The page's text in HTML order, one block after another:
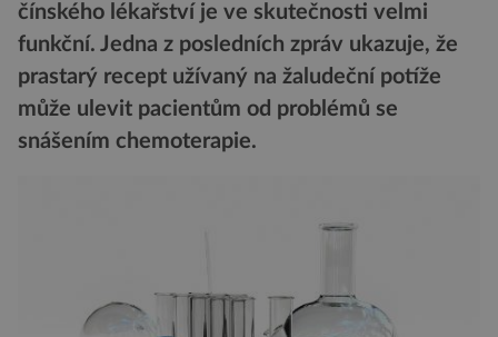
čínského lékařství je ve skutečnosti velmi
funkční. Jedna z posledních zpráv ukazuje, že
prastarý recept užívaný na žaludeční potíže
může ulevit pacientům od problémů se
snášením chemoterapie.